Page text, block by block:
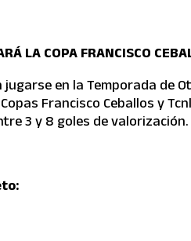
LA COPA FRANCISCO
jugarse en la Temporada de
Francisco Ceballos y
3 y 8 goles de valorización.